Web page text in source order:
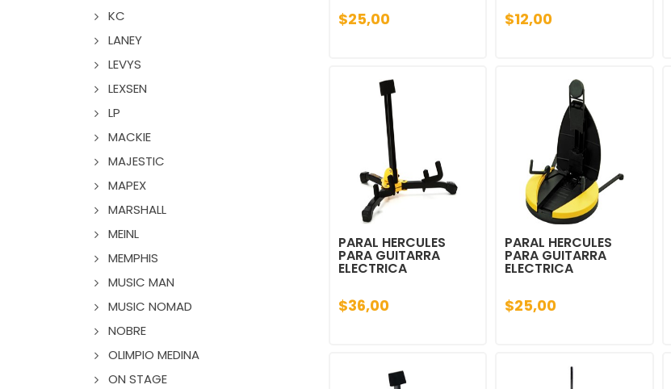
KC
LANEY
LEVYS
LEXSEN
LP
MACKIE
MAJESTIC
MAPEX
MARSHALL
MEINL
MEMPHIS
MUSIC MAN
MUSIC NOMAD
NOBRE
OLIMPIO MEDINA
ON STAGE
$25,00 $12,00
PARAL HERCULES
PARA GUITARRA
ELECTRICA
$36,00
PARAL HERCULES
PARA GUITARRA
ELECTRICA
$25,00